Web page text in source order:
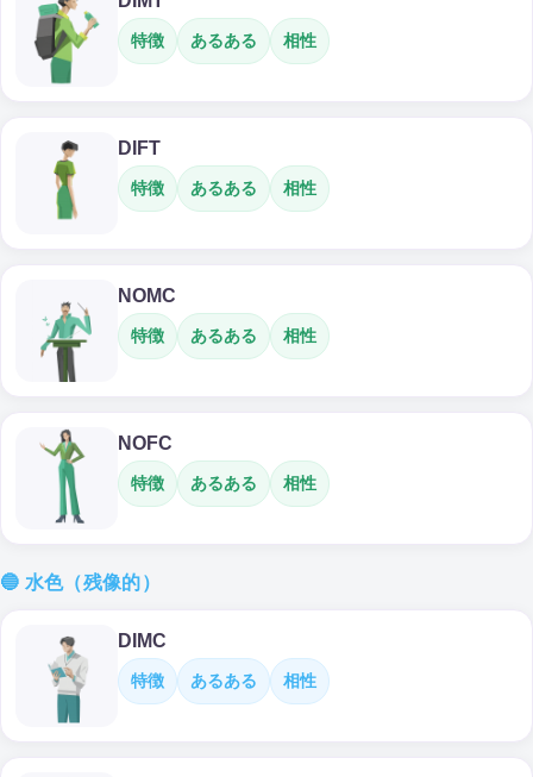
特徴 あるある 相性
DIFT
特徴 あるある 相性
NOMC
特徴 あるある 相性
NOFC
特徴 あるある 相性
🔵 水色（残像的）
DIMC
特徴 あるある 相性